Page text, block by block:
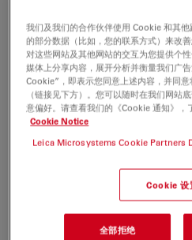
证书
CB 042849 0013
Jul 27, 2026 PDF,
DOWNLOAD
EC DoC LED2x00
我们及我们的合作伙伴使用 Cookie 和其
的部分数据（比如，您的联系方式）来改
对这些网站及其他网站的交互为您提供个
媒体上分享内容，展开分析并衡量我们广
Cookie”，即表示您同意上述内容，并同
（链接见下方）。您可以随时在我们网站
意偏好。请查看我们的《Cookie 通知》，
Cookie Notice
Leica Microsystems Cookie Partners
Cookie 设
全部拒绝